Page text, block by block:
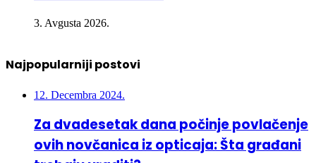
3. Avgusta 2026.
Najpopularniji postovi
12. Decembra 2024.
Za dvadesetak dana počinje povlačenje
ovih novčanica iz opticaja: Šta građani